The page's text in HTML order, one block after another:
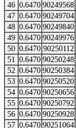
46 0.6470 90249568
47 0.6470 90249704
48 0.6470 90249840
49 0.6470 90249976
50 0.6470 90250112
51
0.6470 90250248
52 0.6470 90250384
53 0.6470 90250520
54 0.6470 90250656
55 0.6470 90250792
56 0.6470 90250928
57 0.6470 90251064